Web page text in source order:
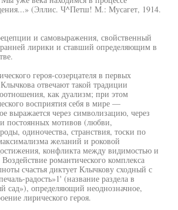
(Эллис. Ч^Петш! М.: Мусагет, 1914.
и самовыражения, свойственный
лирики и ставший определяющим в
героя-созерцателя в первых
отвечают такой традиции
как дуализм; при этом
восприятия себя в мире —
выражается через символизацию, через
постоянных мотивов (любви,
одиночества, странствия, тоски по
желаний и роковой
конфликта между видимостью и
романтического комплекса
счастья диктует Клычкову сходный с
радость»1' (название раздела в
сад»), определяющий неоднозначное,
лирического героя.